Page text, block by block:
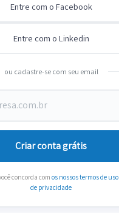
Entre com o Facebook
Entre com o Linkedin
ou cadastre-se com seu email
Criar conta grátis
concorda com os nossos termos de uso
de privacidade